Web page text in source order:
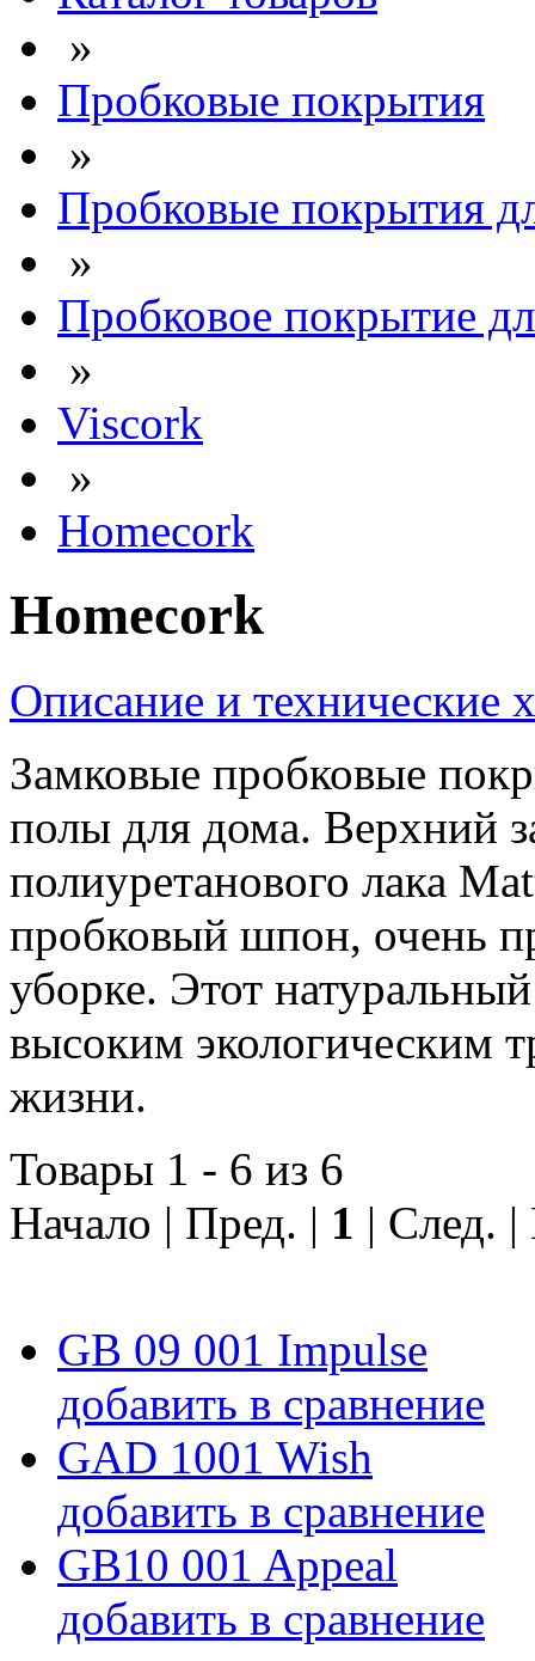
»
Пробковые покрытия
»
Пробковые покрытия
»
Пробковое покрытие
»
Viscork
»
Homecork
Homecork
Описание и технические
Замковые пробковые
полы для дома. Верхний
полиуретанового лака
пробковый шпон, очень
уборке. Этот
высоким экологическим
жизни.
Товары 1 - 6 из 6
Начало | Пред. | 1 | След.
GB 09 001 Impulse
добавить в сравнение
GAD 1001 Wish
добавить в сравнение
GB10 001 Appeal
добавить в сравнение